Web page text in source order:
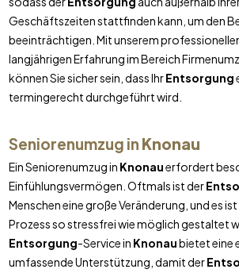
Geschäftszeiten stattfinden kann, um den
beeinträchtigen. Mit unserem
langjährigen Erfahrung im Bereich
können Sie sicher sein, dass IhrEntsorgung
termingerecht durchgeführt wird.
Seniorenumzug in Knonau
Ein Seniorenumzug in Knonauerfordert
Einfühlungsvermögen. Oftmals ist der
Menschen eine große Veränderung, und es
Prozess so stressfrei wie möglich gestaltet
Entsorgung-Service in Knonaubietet eine
umfassende Unterstützung, damit der